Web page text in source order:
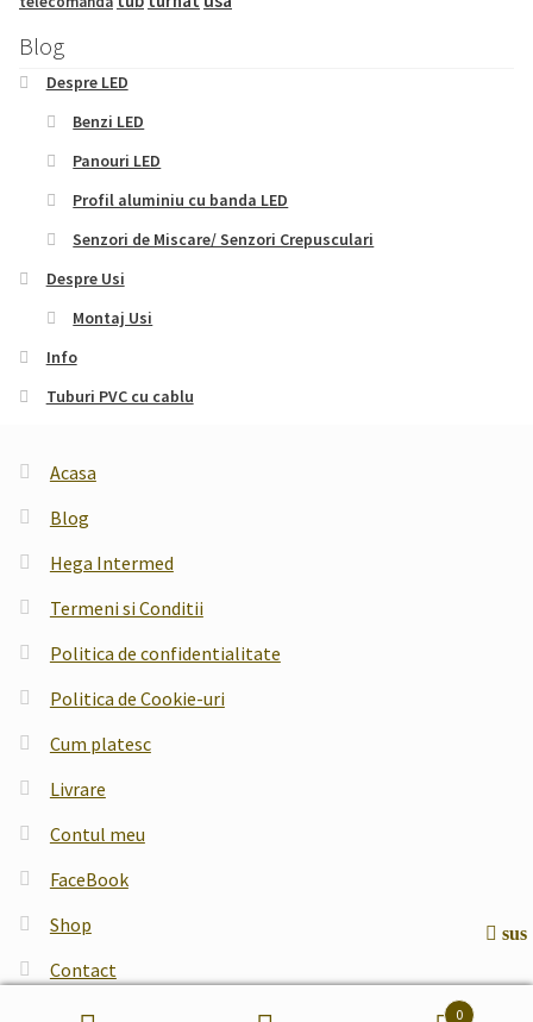
Blog
Despre LED
Benzi LED
Panouri LED
Profil aluminiu cu banda LED
Senzori de Miscare/ Senzori Crepusculari
Despre Usi
Montaj Usi
Info
Tuburi PVC cu cablu
Acasa
Blog
Hega Intermed
Termeni si Conditii
Politica de confidentialitate
Politica de Cookie-uri
Cum platesc
Livrare
Contul meu
FaceBook
Shop
Contact
sus
0